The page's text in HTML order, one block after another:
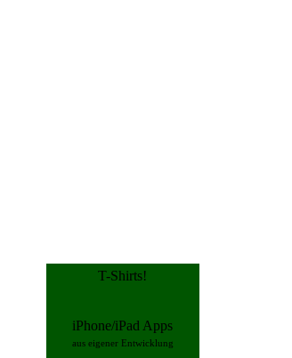
T-Shirts!
iPhone/iPad Apps
aus eigener Entwicklung